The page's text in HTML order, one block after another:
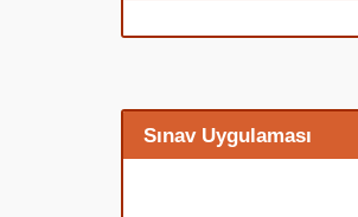
Sınav Uygulaması